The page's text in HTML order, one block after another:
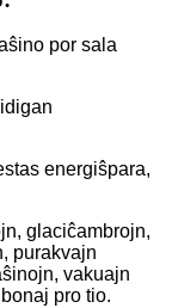
por sala
energiŝpara,
glaciĉambrojn,
purakvajn
vakuajn
pro tio.